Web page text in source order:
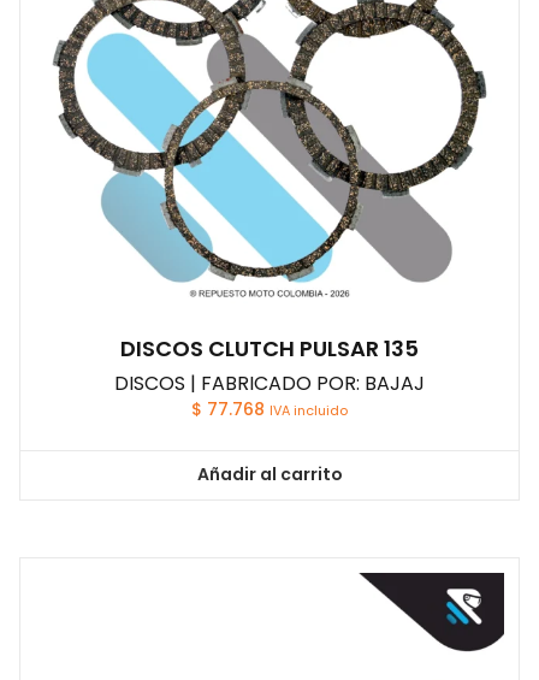
DISCOS CLUTCH PULSAR 135
DISCOS | FABRICADO POR: BAJAJ
$ 77.768 IVA incluido
Añadir al carrito